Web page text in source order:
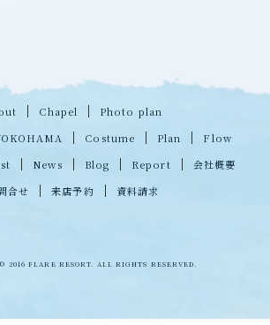
Chapel
Photo plan
Costume Plan
Flow
News Blog Report
会社概要
合せ
来店予約 資料請求
2016 FLARE RESORT. ALL RIGHTS RESERVED.